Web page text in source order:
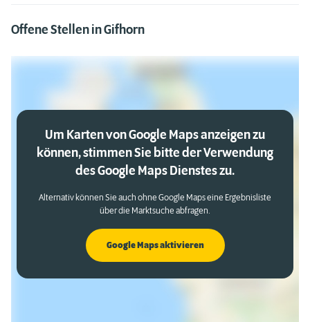
Offene Stellen in Gifhorn
Um Karten von Google Maps anzeigen zu
können, stimmen Sie bitte der Verwendung
des Google Maps Dienstes zu.
Alternativ können Sie auch ohne Google Maps eine Ergebnisliste
über die Marktsuche abfragen.
Google Maps aktivieren